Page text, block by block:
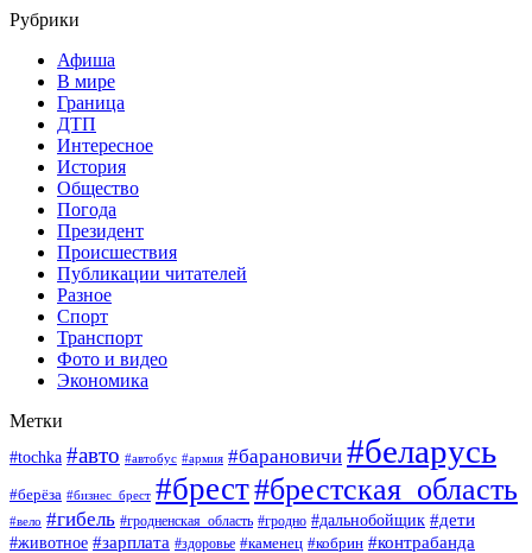
Рубрики
Афиша
В мире
Граница
ДТП
Интересное
История
Общество
Погода
Президент
Происшествия
Публикации читателей
Разное
Спорт
Транспорт
Фото и видео
Экономика
Метки
#tochka #авто #автобус #армия #барановичи #беларусь
#берёза #бизнес_брест #брест#брестская_область
#вело #гибель #гродненская_область #гродно #дальнобойщик #дети
#животное #зарплата #здоровье #каменец #кобрин #контрабанда